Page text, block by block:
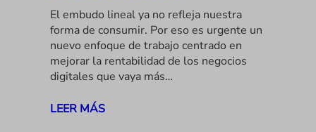
El embudo lineal ya no refleja nuestra
forma de consumir. Por eso es urgente un
nuevo enfoque de trabajo centrado en
mejorar la rentabilidad de los negocios
digitales que vaya más…
LEER MÁS